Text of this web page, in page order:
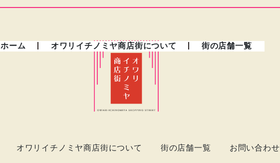
ホーム オワリイチノミヤ商店街について 街の店舗一覧
オワリイチノミヤ商店街について 街の店舗一覧 お問い合わせ